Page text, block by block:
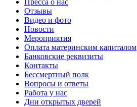
Пресса о нас
Отзывы
Видео и фото
Новости
Мероприятия
Оплата материнским капиталом
Банковские реквизиты
Контакты
Бессмертный полк
Вопросы и ответы
Работа у нас
Дни открытых дверей